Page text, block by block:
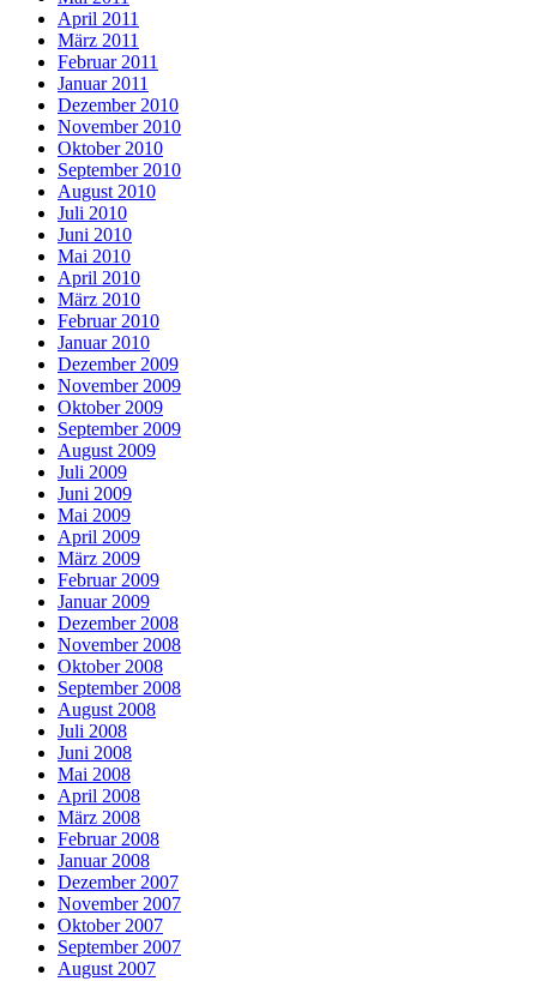
April 2011
März 2011
Februar 2011
Januar 2011
Dezember 2010
November 2010
Oktober 2010
September 2010
August 2010
Juli 2010
Juni 2010
Mai 2010
April 2010
März 2010
Februar 2010
Januar 2010
Dezember 2009
November 2009
Oktober 2009
September 2009
August 2009
Juli 2009
Juni 2009
Mai 2009
April 2009
März 2009
Februar 2009
Januar 2009
Dezember 2008
November 2008
Oktober 2008
September 2008
August 2008
Juli 2008
Juni 2008
Mai 2008
April 2008
März 2008
Februar 2008
Januar 2008
Dezember 2007
November 2007
Oktober 2007
September 2007
August 2007